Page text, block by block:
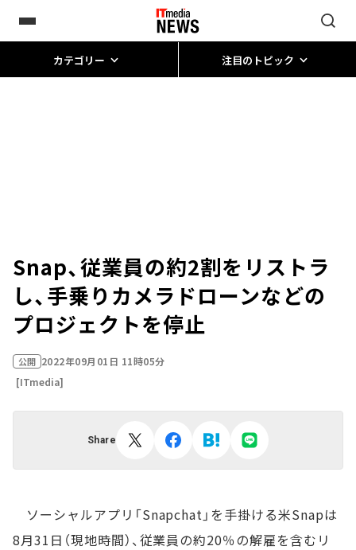
カテゴリー 注目のトピック
Snap、従業員の約2割をリストラ
し、手乗りカメラドローンなどの
プロジェクトを停止
公開 2022年09月01日 11時05分
[ITmedia]
Share
ソーシャルアプリ「Snapchat」を手掛ける米Snapは
8月31日（現地時間）、従業員の約20％の解雇を含むリ